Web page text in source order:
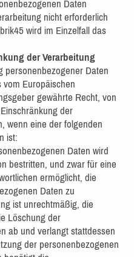
Daten
nicht erforderlich
wird im Einzelfall das
der Verarbeitung
personenbezogener Daten
Europäischen
gewährte Recht, von
der
wenn eine der folgenden
ist:
Daten wird
bestritten, und zwar für eine
ermöglicht, die
Daten zu
ist unrechtmäßig, die
Löschung der
ab und verlangt stattdessen
der personenbezogenen